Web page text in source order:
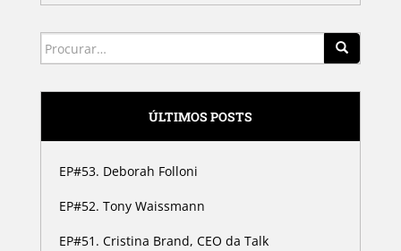
Search for:
ÚLTIMOS POSTS
EP#53. Deborah Folloni
EP#52. Tony Waissmann
EP#51. Cristina Brand, CEO da Talk